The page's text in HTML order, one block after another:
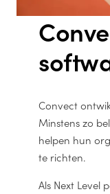
Convect
Minstens zo
helpen hun
te richten.
Als Next Level